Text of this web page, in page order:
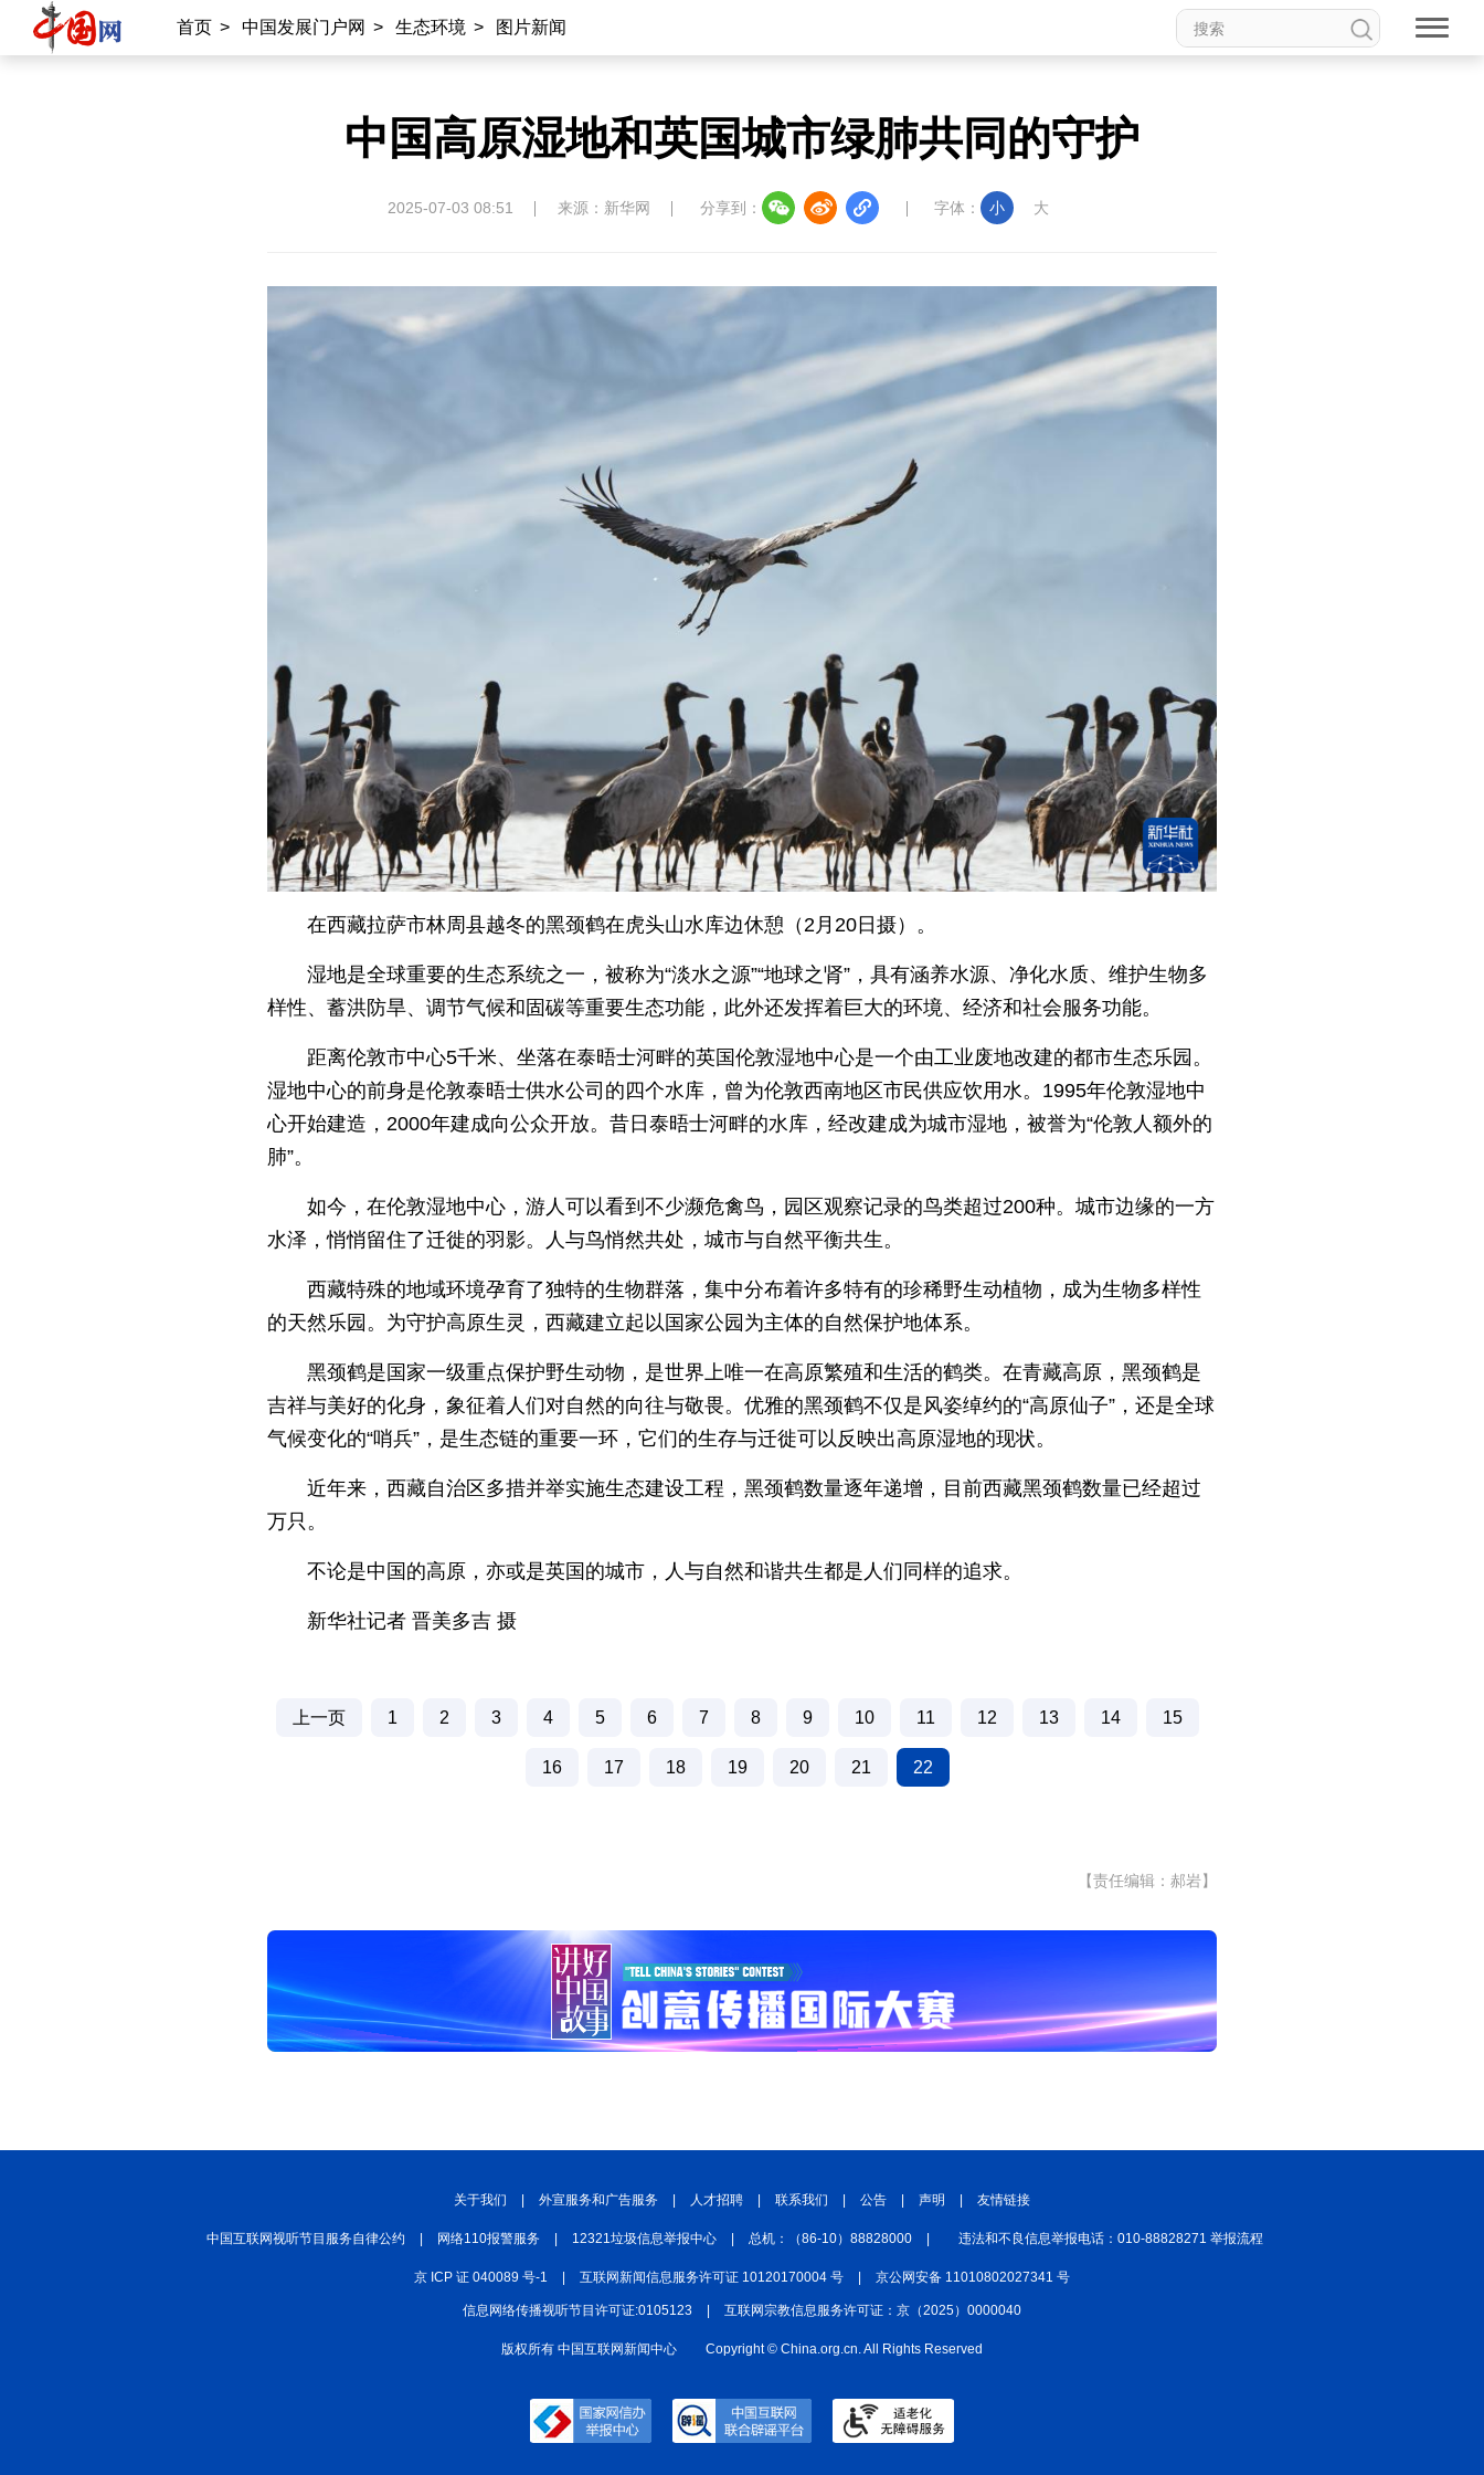
首页 > 中国发展门户网 > 生态环境 > 图片新闻
中国高原湿地和英国城市绿肺共同的守护
2025-07-03 08:51 来源：新华网 分享到： 字体： 小 大
在西藏拉萨市林周县越冬的黑颈鹤在虎头山水库边休憩（2月20日摄）。
湿地是全球重要的生态系统之一，被称为“淡水之源”“地球之肾”，具有涵养水源、净化水质、维护生物多
样性、蓄洪防旱、调节气候和固碳等重要生态功能，此外还发挥着巨大的环境、经济和社会服务功能。
距离伦敦市中心5千米、坐落在泰晤士河畔的英国伦敦湿地中心是一个由工业废地改建的都市生态乐园。
湿地中心的前身是伦敦泰晤士供水公司的四个水库，曾为伦敦西南地区市民供应饮用水。1995年伦敦湿地中
心开始建造，2000年建成向公众开放。昔日泰晤士河畔的水库，经改建成为城市湿地，被誉为“伦敦人额外的
肺”。
如今，在伦敦湿地中心，游人可以看到不少濒危禽鸟，园区观察记录的鸟类超过200种。城市边缘的一方
水泽，悄悄留住了迁徙的羽影。人与鸟悄然共处，城市与自然平衡共生。
西藏特殊的地域环境孕育了独特的生物群落，集中分布着许多特有的珍稀野生动植物，成为生物多样性
的天然乐园。为守护高原生灵，西藏建立起以国家公园为主体的自然保护地体系。
黑颈鹤是国家一级重点保护野生动物，是世界上唯一在高原繁殖和生活的鹤类。在青藏高原，黑颈鹤是
吉祥与美好的化身，象征着人们对自然的向往与敬畏。优雅的黑颈鹤不仅是风姿绰约的“高原仙子”，还是全球
气候变化的“哨兵”，是生态链的重要一环，它们的生存与迁徙可以反映出高原湿地的现状。
近年来，西藏自治区多措并举实施生态建设工程，黑颈鹤数量逐年递增，目前西藏黑颈鹤数量已经超过
万只。
不论是中国的高原，亦或是英国的城市，人与自然和谐共生都是人们同样的追求。
新华社记者 晋美多吉 摄
上一页 1 2 3 4 5 6 7 8 9 10 11 12 13 14 15
16 17 18 19 20 21 22
【责任编辑：郝岩】
关于我们 外宣服务和广告服务 人才招聘 联系我们 公告 声明 友情链接
中国互联网视听节目服务自律公约 网络110报警服务 12321垃圾信息举报中心 总机：（86-10）88828000 违法和不良信息举报电话：010-88828271 举报流程
京 ICP 证 040089 号-1 互联网新闻信息服务许可证 10120170004 号 京公网安备 11010802027341 号
信息网络传播视听节目许可证:0105123 互联网宗教信息服务许可证：京（2025）0000040
版权所有 中国互联网新闻中心 Copyright © China.org.cn. All Rights Reserved